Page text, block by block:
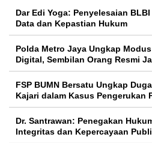
Dar Edi Yoga: Penyelesaian
Data dan Kepastian Hukum
Polda Metro Jaya Ungkap
Digital, Sembilan Orang Resmi
FSP BUMN Bersatu Ungkap
Kajari dalam Kasus Pengerukan
Dr. Santrawan: Penegakan
Integritas dan Kepercayaan